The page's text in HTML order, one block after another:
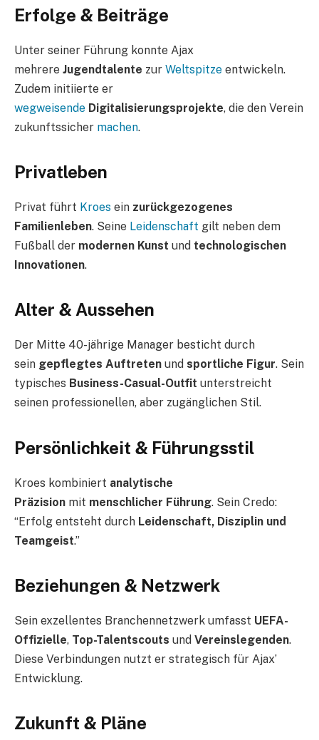
Erfolge & Beiträge
Unter seiner Führung konnte Ajax
mehrere Jugendtalente zur Weltspitze entwickeln.
Zudem initiierte er
wegweisende Digitalisierungsprojekte, die den Verein
zukunftssicher machen.
Privatleben
Privat führt Kroes ein zurückgezogenes
Familienleben. Seine Leidenschaft gilt neben dem
Fußball der modernen Kunst und technologischen
Innovationen.
Alter & Aussehen
Der Mitte 40-jährige Manager besticht durch
sein gepflegtes Auftreten und sportliche Figur. Sein
typisches Business-Casual-Outfit unterstreicht
seinen professionellen, aber zugänglichen Stil.
Persönlichkeit & Führungsstil
Kroes kombiniert analytische
Präzision mit menschlicher Führung. Sein Credo:
“Erfolg entsteht durch Leidenschaft, Disziplin und
Teamgeist.”
Beziehungen & Netzwerk
Sein exzellentes Branchennetzwerk umfasst UEFA-
Offizielle, Top-Talentscouts und Vereinslegenden.
Diese Verbindungen nutzt er strategisch für Ajax’
Entwicklung.
Zukunft & Pläne